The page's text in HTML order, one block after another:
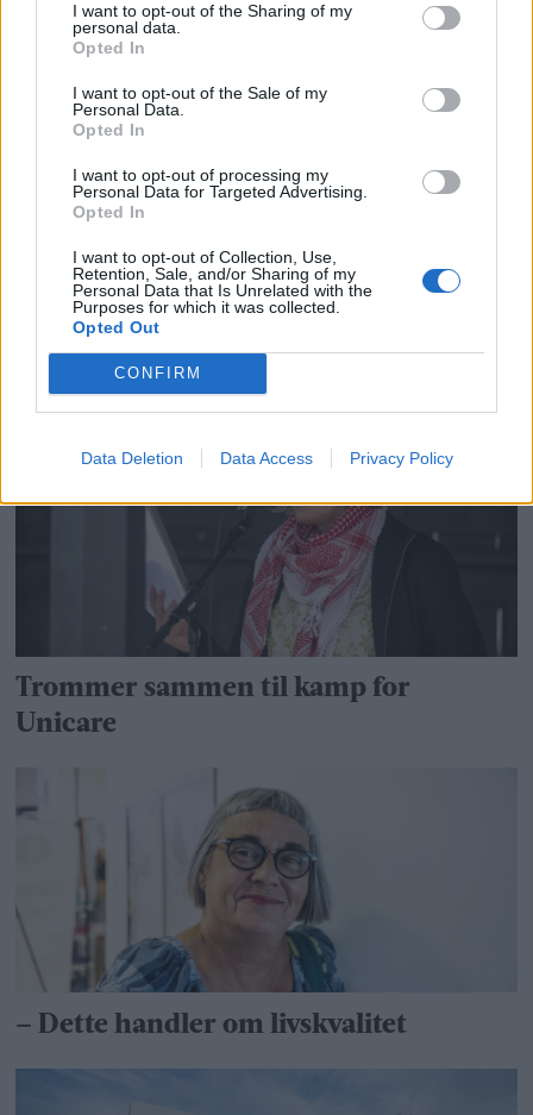
I want to opt-out of the Sharing of my
personal data.
Opted In
I want to opt-out of the Sale of my
Personal Data.
Opted In
I want to opt-out of processing my
Personal Data for Targeted Advertising.
Opted In
I want to opt-out of Collection, Use,
Retention, Sale, and/or Sharing of my
Personal Data that Is Unrelated with the
Purposes for which it was collected.
Opted Out
CONFIRM
Data Deletion Data Access Privacy Policy
Se video fra Unicare-protesten
Frykter at Helse Midt-Norge har brutt
regelverket
Trommer sammen til kamp for
Unicare
– Dette handler om livskvalitet